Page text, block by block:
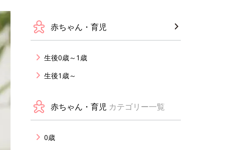
赤ちゃん・育児
生後0歳～1歳
生後1歳～
赤ちゃん・育児 カテゴリー一覧
0歳